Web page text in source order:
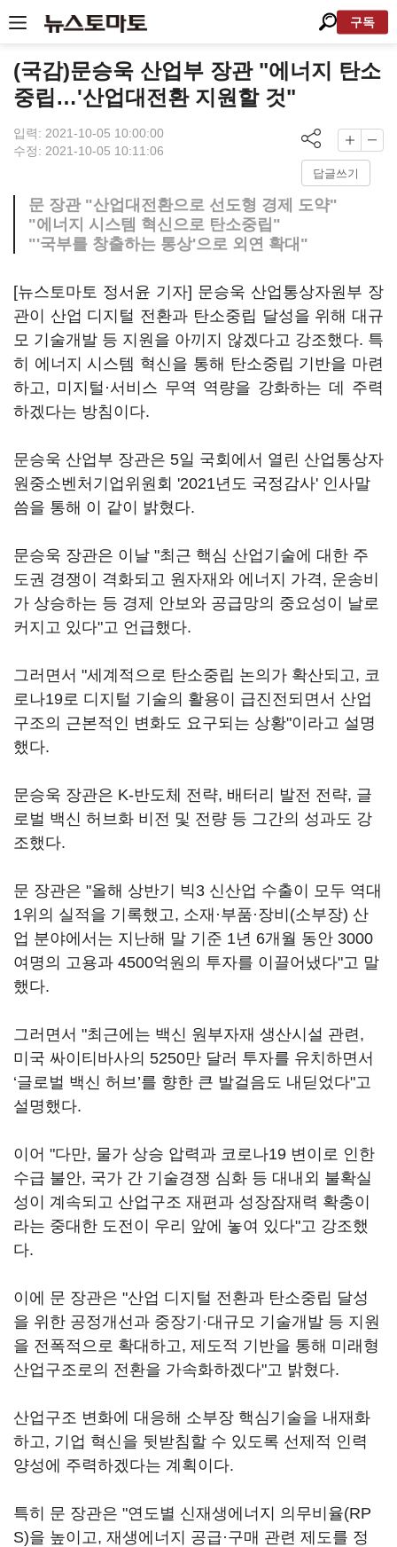
구독
(국감)문승욱 산업부 장관 "에너지 탄소
중립…'산업대전환 지원할 것"
입력: 2021-10-05 10:00:00
수정: 2021-10-05 10:11:06
답글쓰기
문 장관 "산업대전환으로 선도형 경제 도약"
"에너지 시스템 혁신으로 탄소중립"
"'국부를 창출하는 통상'으로 외연 확대"
[뉴스토마토 정서윤 기자] 문승욱 산업통상자원부 장
관이 산업 디지털 전환과 탄소중립 달성을 위해 대규
모 기술개발 등 지원을 아끼지 않겠다고 강조했다. 특
히 에너지 시스템 혁신을 통해 탄소중립 기반을 마련
하고, 미지털·서비스 무역 역량을 강화하는 데 주력
하겠다는 방침이다.
문승욱 산업부 장관은 5일 국회에서 열린 산업통상자
원중소벤처기업위원회 '2021년도 국정감사' 인사말
씀을 통해 이 같이 밝혔다.
문승욱 장관은 이날 "최근 핵심 산업기술에 대한 주
도권 경쟁이 격화되고 원자재와 에너지 가격, 운송비
가 상승하는 등 경제 안보와 공급망의 중요성이 날로
커지고 있다"고 언급했다.
그러면서 "세계적으로 탄소중립 논의가 확산되고, 코
로나19로 디지털 기술의 활용이 급진전되면서 산업
구조의 근본적인 변화도 요구되는 상황"이라고 설명
했다.
문승욱 장관은 K-반도체 전략, 배터리 발전 전략, 글
로벌 백신 허브화 비전 및 전량 등 그간의 성과도 강
조했다.
문 장관은 "올해 상반기 빅3 신산업 수출이 모두 역대
1위의 실적을 기록했고, 소재·부품·장비(소부장) 산
업 분야에서는 지난해 말 기준 1년 6개월 동안 3000
여명의 고용과 4500억원의 투자를 이끌어냈다"고 말
했다.
그러면서 "최근에는 백신 원부자재 생산시설 관련,
미국 싸이티바사의 5250만 달러 투자를 유치하면서
‘글로벌 백신 허브’를 향한 큰 발걸음도 내딛었다"고
설명했다.
이어 "다만, 물가 상승 압력과 코로나19 변이로 인한
수급 불안, 국가 간 기술경쟁 심화 등 대내외 불확실
성이 계속되고 산업구조 재편과 성장잠재력 확충이
라는 중대한 도전이 우리 앞에 놓여 있다"고 강조했
다.
이에 문 장관은 "산업 디지털 전환과 탄소중립 달성
을 위한 공정개선과 중장기·대규모 기술개발 등 지원
을 전폭적으로 확대하고, 제도적 기반을 통해 미래형
산업구조로의 전환을 가속화하겠다"고 밝혔다.
산업구조 변화에 대응해 소부장 핵심기술을 내재화
하고, 기업 혁신을 뒷받침할 수 있도록 선제적 인력
양성에 주력하겠다는 계획이다.
특히 문 장관은 "연도별 신재생에너지 의무비율(RP
S)을 높이고, 재생에너지 공급·구매 관련 제도를 정